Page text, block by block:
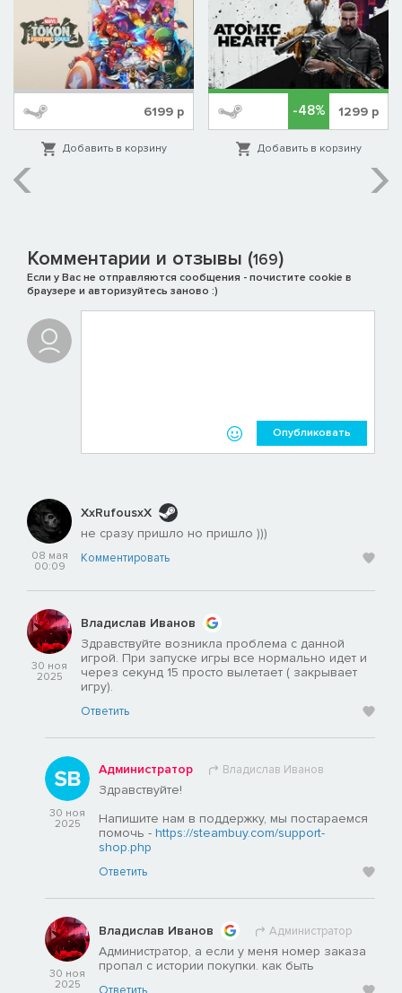
6199 р
Добавить в корзину
-48% 1299 р
Добавить в корзину
Комментарии и отзывы (169)
Если у Вас не отправляются сообщения - почистите cookie в
браузере и авторизуйтесь заново :)
Опубликовать
08 мая
00:09
XxRufousxX
не сразу пришло но пришло )))
Комментировать
30 ноя
2025
Владислав Иванов
Здравствуйте возникла проблема с данной
игрой. При запуске игры все нормально идет и
через секунд 15 просто вылетает ( закрывает
игру).
Ответить
30 ноя
2025
Администратор Владислав Иванов
Здравствуйте!
Напишите нам в поддержку, мы постараемся
помочь - https://steambuy.com/support-
shop.php
Ответить
30 ноя
2025
Владислав Иванов Администратор
Администратор, а если у меня номер заказа
пропал с истории покупки. как быть